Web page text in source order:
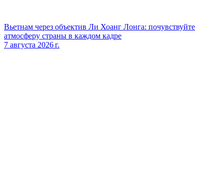
Вьетнам через объектив Ли Хоанг Лонга: почувствуйте
атмосферу страны в каждом кадре
7 августа 2026 г.